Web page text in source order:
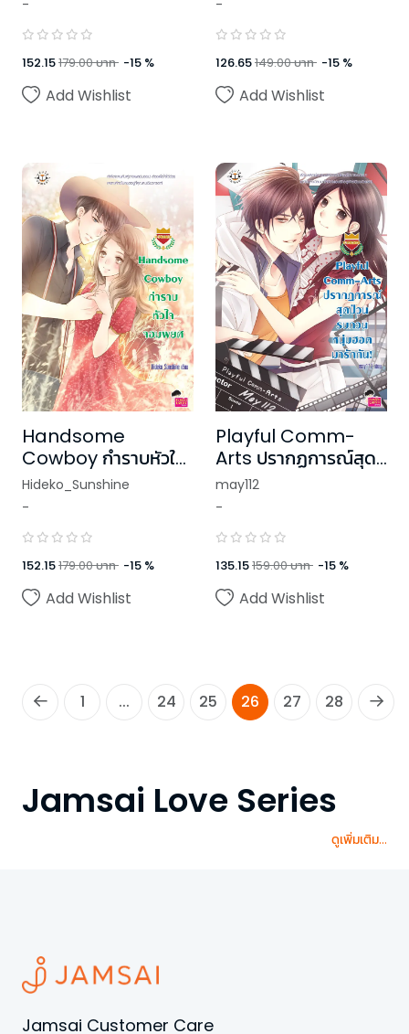
-
152.15179.00บาท -15 %
Add Wishlist
-
126.65149.00บาท -15 %
Add Wishlist
Handsome
Cowboy กำราบหัวใจ
จอมพยศ ชุด U
Prince
Hideko_Sunshine
-
152.15179.00บาท -15 %
Add Wishlist
Playful Comm-
Arts ปรากฏการณ์สุด
ป่วน รบกวนหนุ่มฮอต
มารักกัน! ชุด U Prince
may112
-
135.15159.00บาท -15 %
Add Wishlist
1 ... 24 25 26 27 28
Jamsai Love Series
ดูเพิ่มเติม...
Jamsai Customer Care